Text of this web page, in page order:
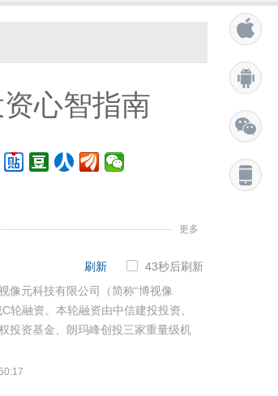
心智指南
更多
42秒后刷新
刷新
像元科技有限公司（简称“博视像
轮融资。本轮融资由中信建投投资、
投资基金、朗玛峰创投三家重量级机